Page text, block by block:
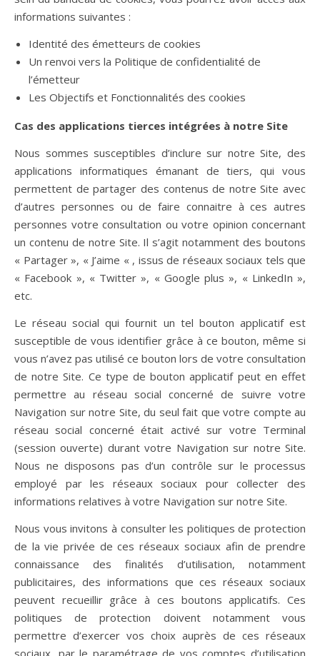
informations suivantes :
Identité des émetteurs de cookies
Un renvoi vers la Politique de confidentialité de
l’émetteur
Les Objectifs et Fonctionnalités des cookies
Cas des applications tierces intégrées à notre Site
Nous sommes susceptibles d’inclure sur notre Site, des
applications informatiques émanant de tiers, qui vous
permettent de partager des contenus de notre Site avec
d’autres personnes ou de faire connaitre à ces autres
personnes votre consultation ou votre opinion concernant
un contenu de notre Site. Il s’agit notamment des boutons
« Partager », « J’aime « , issus de réseaux sociaux tels que
« Facebook », « Twitter », « Google plus », « LinkedIn »,
etc.
Le réseau social qui fournit un tel bouton applicatif est
susceptible de vous identifier grâce à ce bouton, même si
vous n’avez pas utilisé ce bouton lors de votre consultation
de notre Site. Ce type de bouton applicatif peut en effet
permettre au réseau social concerné de suivre votre
Navigation sur notre Site, du seul fait que votre compte au
réseau social concerné était activé sur votre Terminal
(session ouverte) durant votre Navigation sur notre Site.
Nous ne disposons pas d’un contrôle sur le processus
employé par les réseaux sociaux pour collecter des
informations relatives à votre Navigation sur notre Site.
Nous vous invitons à consulter les politiques de protection
de la vie privée de ces réseaux sociaux afin de prendre
connaissance des finalités d’utilisation, notamment
publicitaires, des informations que ces réseaux sociaux
peuvent recueillir grâce à ces boutons applicatifs. Ces
politiques de protection doivent notamment vous
permettre d’exercer vos choix auprès de ces réseaux
sociaux, par le paramétrage de vos comptes d’utilisation